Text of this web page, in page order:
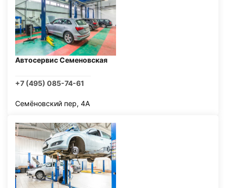
Автосервис Семеновская
+7 (495) 085-74-61
Семёновский пер, 4А